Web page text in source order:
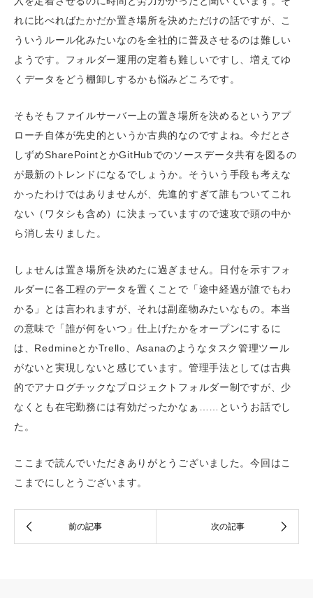
れに比べればたかだか置き場所を決めただけの話ですが、こ
ういうルール化みたいなのを全社的に普及させるのは難しい
ようです。フォルダー運用の定着も難しいですし、増えてゆ
くデータをどう棚卸しするかも悩みどころです。
そもそもファイルサーバー上の置き場所を決めるというアプ
ローチ自体が先史的というか古典的なのですよね。今だとさ
しずめSharePointとかGitHubでのソースデータ共有を図るの
が最新のトレンドになるでしょうか。そういう手段も考えな
かったわけではありませんが、先進的すぎて誰もついてこれ
ない（ワタシも含め）に決まっていますので速攻で頭の中か
ら消し去りました。
しょせんは置き場所を決めたに過ぎません。日付を示すフォ
ルダーに各工程のデータを置くことで「途中経過が誰でもわ
かる」とは言われますが、それは副産物みたいなもの。本当
の意味で「誰が何をいつ」仕上げたかをオープンにするに
は、RedmineとかTrello、Asanaのようなタスク管理ツール
がないと実現しないと感じています。管理手法としては古典
的でアナログチックなプロジェクトフォルダー制ですが、少
なくとも在宅勤務には有効だったかなぁ……というお話でし
た。
ここまで読んでいただきありがとうございました。今回はこ
こまでにしとうございます。